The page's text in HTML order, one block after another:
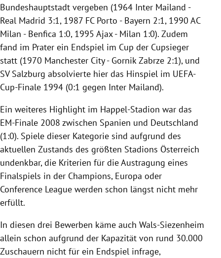
Bundeshauptstadt vergeben (1964 Inter Mailand -
Real Madrid 3:1, 1987 FC Porto - Bayern 2:1, 1990 AC
Milan - Benfica 1:0, 1995 Ajax - Milan 1:0). Zudem
fand im Prater ein Endspiel im Cup der Cupsieger
statt (1970 Manchester City - Gornik Zabrze 2:1), und
SV Salzburg absolvierte hier das Hinspiel im UEFA-
Cup-Finale 1994 (0:1 gegen Inter Mailand).
Ein weiteres Highlight im Happel-Stadion war das
EM-Finale 2008 zwischen Spanien und Deutschland
(1:0). Spiele dieser Kategorie sind aufgrund des
aktuellen Zustands des größten Stadions Österreich
undenkbar, die Kriterien für die Austragung eines
Finalspiels in der Champions, Europa oder
Conference League werden schon längst nicht mehr
erfüllt.
In diesen drei Bewerben käme auch Wals-Siezenheim
allein schon aufgrund der Kapazität von rund 30.000
Zuschauern nicht für ein Endspiel infrage,